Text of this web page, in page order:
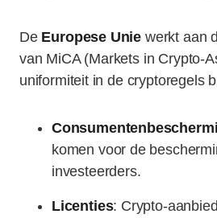
De Europese Unie werkt aan
van MiCA (Markets in Crypto-
uniformiteit in de cryptoregels
komen voor de
investeerders.
Licenties: Crypto-